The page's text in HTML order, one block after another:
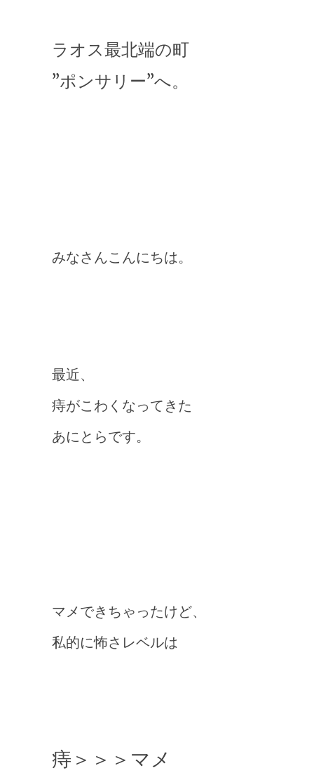
ラオス最北端の町
”ポンサリー”へ。
みなさんこんにちは。
最近、
痔がこわくなってきた
あにとらです。
マメできちゃったけど、
私的に怖さレベルは
痔＞＞＞マメ